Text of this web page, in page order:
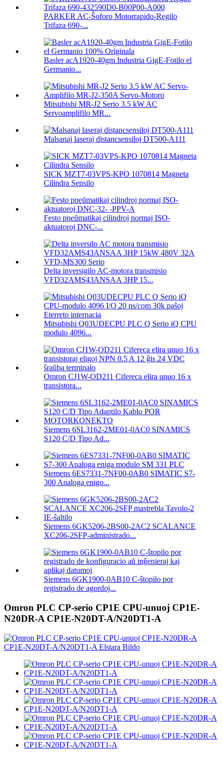
PARKER AC-Ŝoforo Motorrapido-Regilo
Trifaza 690-...
Basler acA1920-40gm Industria GigE-Fotilo el
Germanio...
Mitsubishi MR-J2 Serio 3.5 kW AC
Servoamplifilo MR...
Malsanaj laseraj distancsensiloj DT500-A111
SICK MZT7-03VPS-KPO 1070814 Magneta
Cilindra Sensilo
Festo pneŭmatikaj cilindroj normaj ISO-
aktuatoroj DNC-...
Delta inversigilo AC-motora transmisio
VFD32AMS43ANSAA 3HP 15...
Mitsubishi Q03UDECPU PLC Q Serio iQ CPU
modulo 4096...
Omron CJ1W-OD211 Cifereca elira unuo 16 x
transistora...
Siemens 6SL3162-2ME01-0AC0 SINAMICS
S120 C/D Tipo Ad...
Siemens 6ES7331-7NF00-0AB0 SIMATIC S7-
300 Analoga enigo...
Siemens 6GK5206-2BS00-2AC2 SCALANCE
XC206-2SFP-administrado...
Siemens 6GK1900-0AB10 C-ŝtopilo por
registrado de agordoj...
Omron PLC CP-serio CP1E CPU-unuoj CP1E-
N20DR-A CP1E-N20DT-A/N20DT1-A